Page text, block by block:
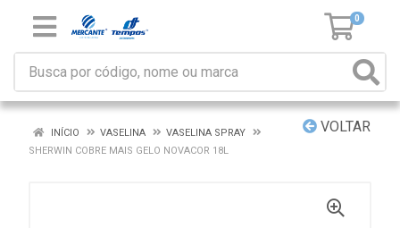
0
VOLTAR
INÍCIO VASELINA
VASELINA SPRAY
SHERWIN COBRE MAIS GELO NOVACOR 18L